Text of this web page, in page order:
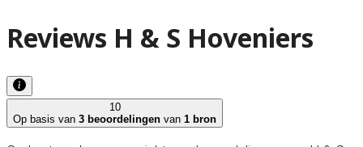
Reviews H & S Hoveniers
10
Op basis van 3 beoordelingen van 1 bron